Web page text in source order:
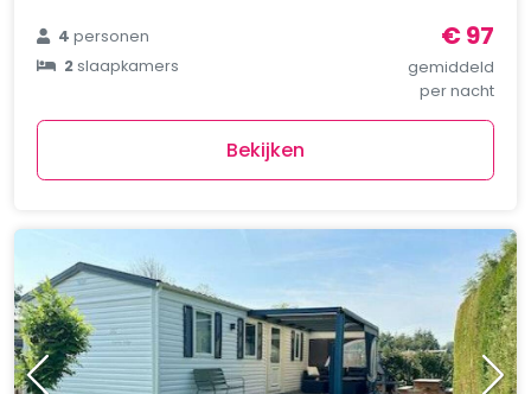
4personen
2slaapkamers
€ 97
gemiddeld
per nacht
Bekijken